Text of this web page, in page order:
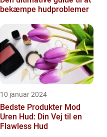
bekæmpe hudproblemer
10 januar 2024
Bedste Produkter Mod
Uren Hud: Din Vej til en
Flawless Hud